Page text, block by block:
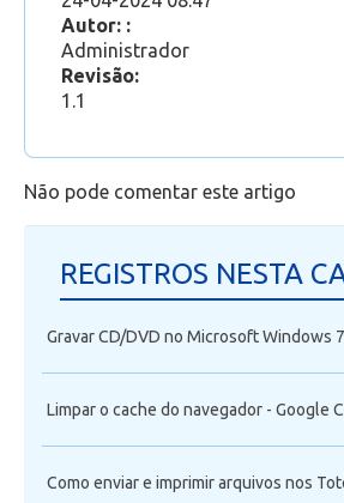
no Microsoft Teams
Como encontrar os aplicativos
365, inclusive o Outlook Web?
Como acessar o Outlook Web
Autor: :
Administrador
Revisão:
1.1
Não pode comentar este artigo
REGISTROS NESTA
Gravar CD/DVD no Microsoft Windows
Limpar o cache do navegador - Google
Como enviar e imprimir arquivos nos